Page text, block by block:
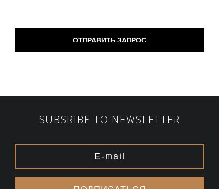
SUBSRIBE TO NEWSLETTER